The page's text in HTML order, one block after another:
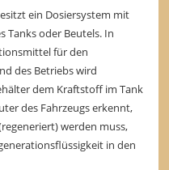
ein Dosiersystem mit
Tanks oder Beutels. In
für den
des Betriebs wird
dem Kraftstoff im Tank
des Fahrzeugs erkennt,
werden muss,
in den